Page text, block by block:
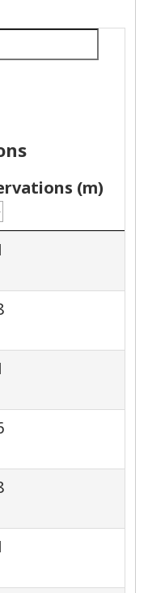
(m)